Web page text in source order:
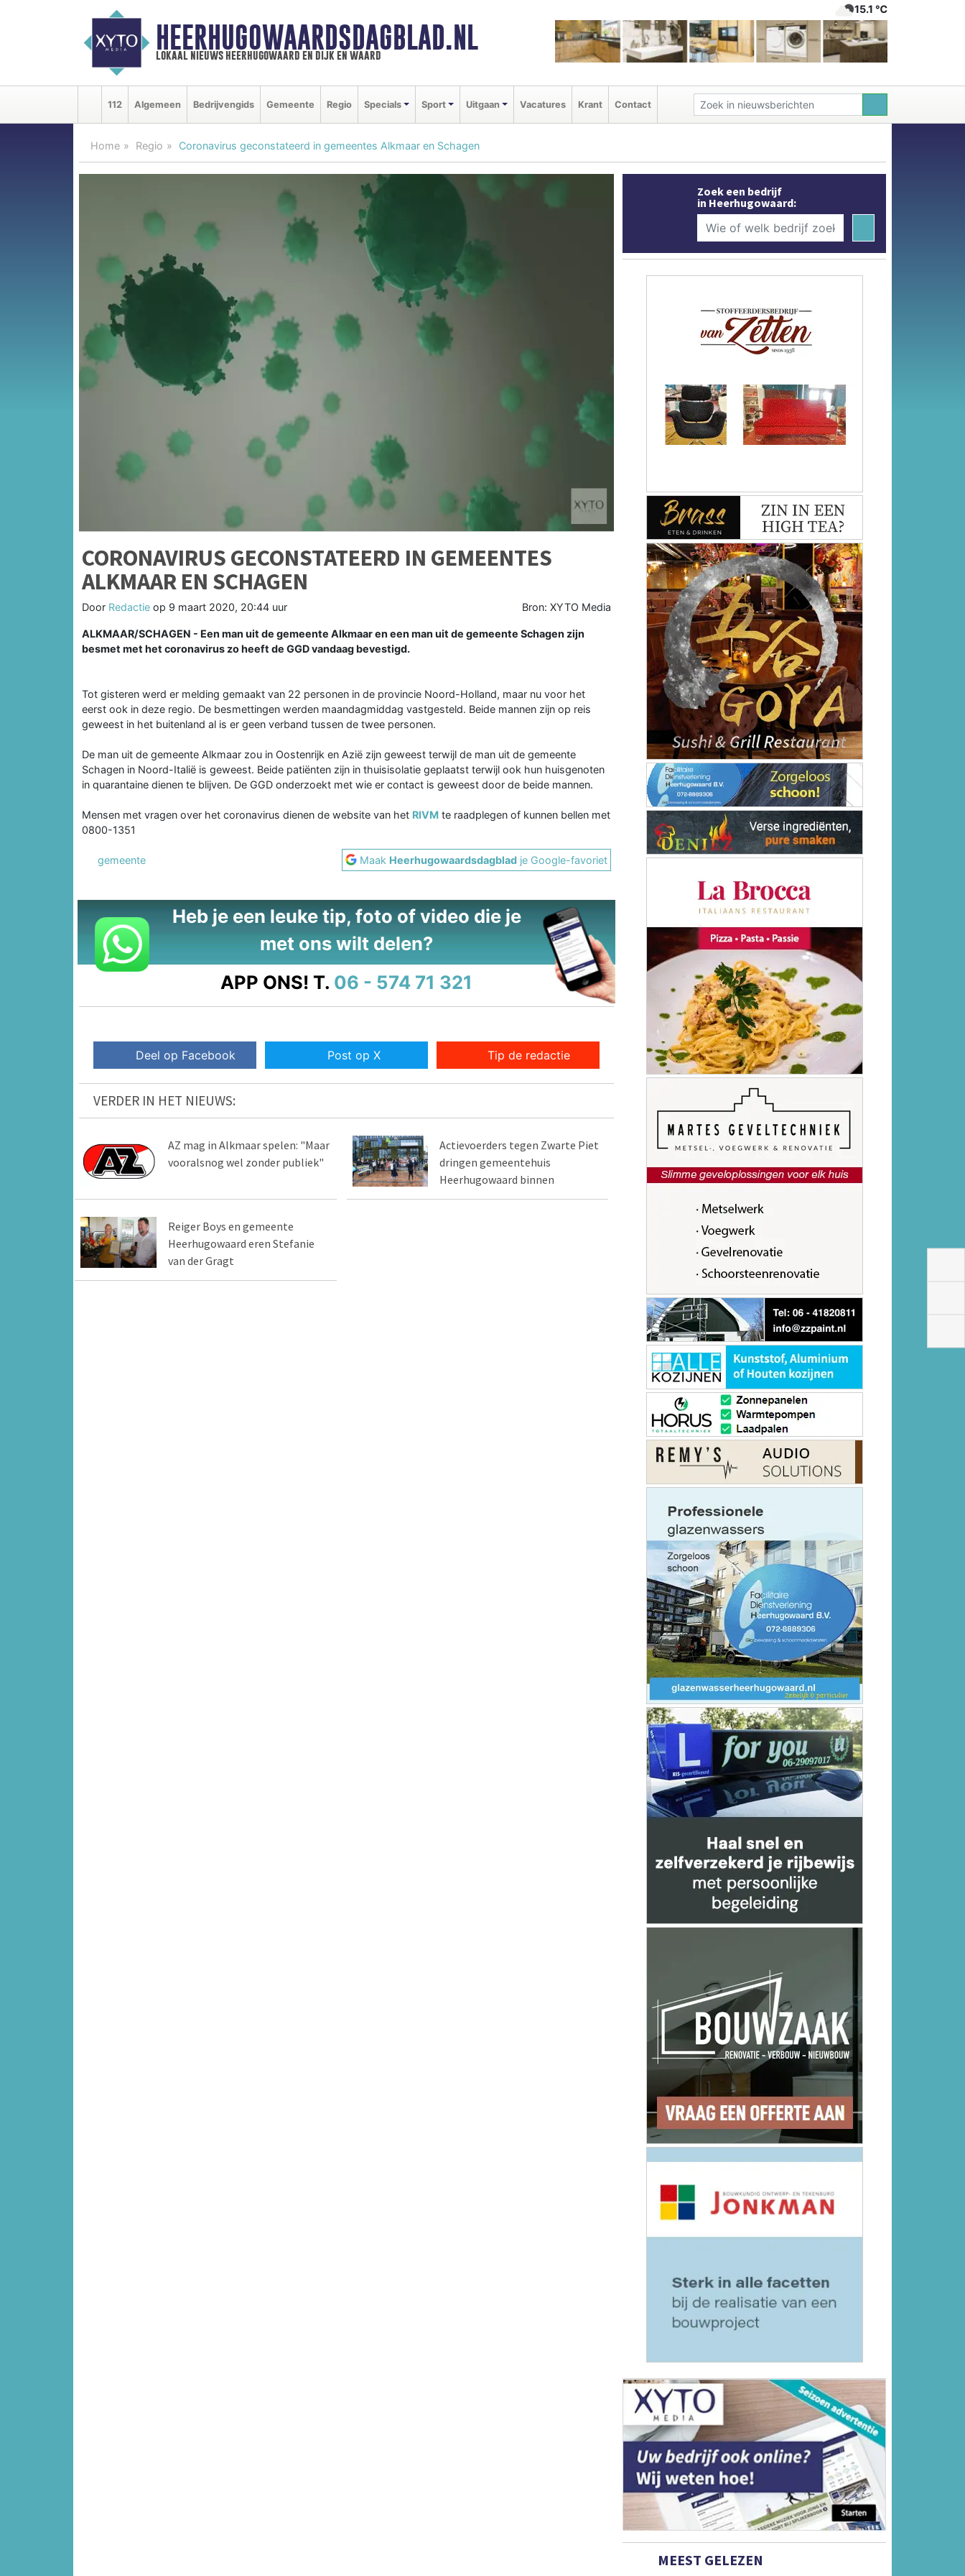
HEERHUGOWAARDSDAGBLAD.NL
lokaal nieuws heerhugowaard en dijk en waard
15.1 ℃
112 Algemeen Bedrijvengids Gemeente Regio Specials Sport Uitgaan Vacatures Krant Contact
Home Regio Coronavirus geconstateerd in gemeentes Alkmaar en Schagen
CORONAVIRUS GECONSTATEERD IN GEMEENTES
ALKMAAR EN SCHAGEN
Door Redactie op 9 maart 2020, 20:44 uur Bron: XYTO Media
ALKMAAR/SCHAGEN - Een man uit de gemeente Alkmaar en een man uit de gemeente Schagen zijn
besmet met het coronavirus zo heeft de GGD vandaag bevestigd.
Tot gisteren werd er melding gemaakt van 22 personen in de provincie Noord-Holland, maar nu voor het
eerst ook in deze regio. De besmettingen werden maandagmiddag vastgesteld. Beide mannen zijn op reis
geweest in het buitenland al is er geen verband tussen de twee personen.
De man uit de gemeente Alkmaar zou in Oostenrijk en Azië zijn geweest terwijl de man uit de gemeente
Schagen in Noord-Italië is geweest. Beide patiënten zijn in thuisisolatie geplaatst terwijl ook hun huisgenoten
in quarantaine dienen te blijven. De GGD onderzoekt met wie er contact is geweest door de beide mannen.
Mensen met vragen over het coronavirus dienen de website van het RIVM te raadplegen of kunnen bellen met
0800-1351
gemeente Maak Heerhugowaardsdagblad je Google-favoriet
Heb je een leuke tip, foto of video die je
met ons wilt delen?
APP ONS! T. 06 - 574 71 321
Deel op Facebook Post op X Tip de redactie
VERDER IN HET NIEUWS:
AZ mag in Alkmaar spelen: "Maar
vooralsnog wel zonder publiek"
Actievoerders tegen Zwarte Piet
dringen gemeentehuis
Heerhugowaard binnen
Reiger Boys en gemeente
Heerhugowaard eren Stefanie
van der Gragt
Zoek een bedrijf
in Heerhugowaard:
MEEST GELEZEN